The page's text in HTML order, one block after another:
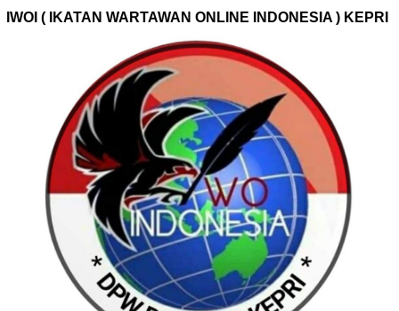
IWOI ( IKATAN WARTAWAN ONLINE INDONESIA ) KEPRI